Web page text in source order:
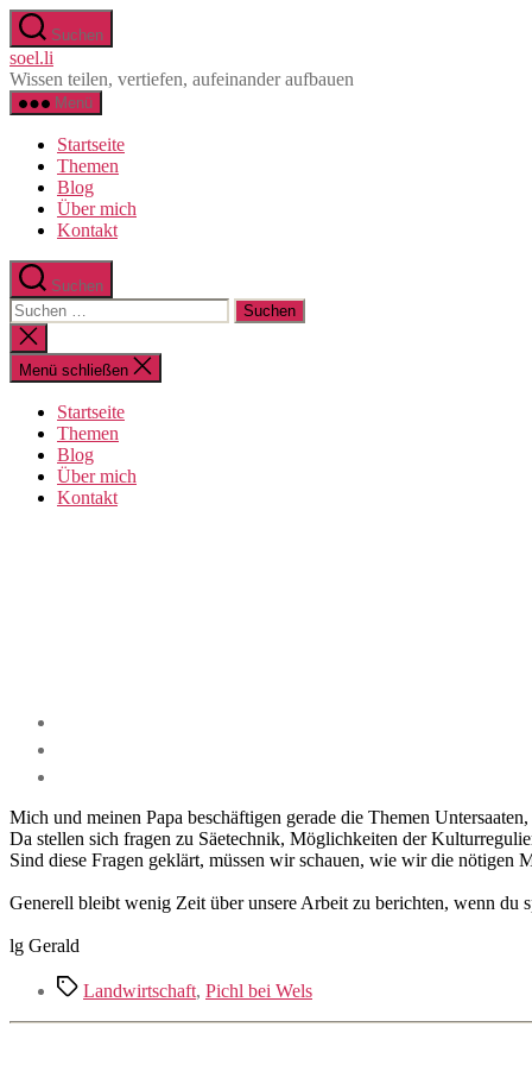
Direkt
zum
Inhalt
wechseln
Suchen
soel.li
Wissen teilen, vertiefen, aufeinander aufbauen
Menü
Startseite
Themen
Blog
Über mich
Kontakt
Suchen
Suche
nach:
Suche
schließen
Menü schließen
Startseite
Themen
Blog
Über mich
Kontakt
Mich und meinen Papa beschäftigen gerade die Themen
Da stellen sich fragen zu Säetechnik, Möglichkeiten der
Sind diese Fragen geklärt, müssen wir schauen, wie wir die
Generell bleibt wenig Zeit über unsere Arbeit zu berichten, wenn du
lg Gerald
Schlagwörter
Landwirtschaft, Pichl bei Wels